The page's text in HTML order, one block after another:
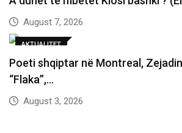
August 7, 2026
AKTUALITET
Poeti shqiptar në Montreal,
“Flaka”,…
August 3, 2026